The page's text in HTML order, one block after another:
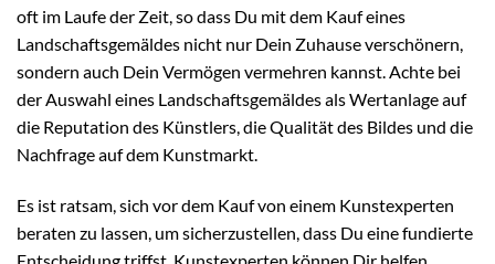
oft im Laufe der Zeit, so dass Du mit dem Kauf eines
Landschaftsgemäldes nicht nur Dein Zuhause verschönern,
sondern auch Dein Vermögen vermehren kannst. Achte bei
der Auswahl eines Landschaftsgemäldes als Wertanlage auf
die Reputation des Künstlers, die Qualität des Bildes und die
Nachfrage auf dem Kunstmarkt.
Es ist ratsam, sich vor dem Kauf von einem Kunstexperten
beraten zu lassen, um sicherzustellen, dass Du eine fundierte